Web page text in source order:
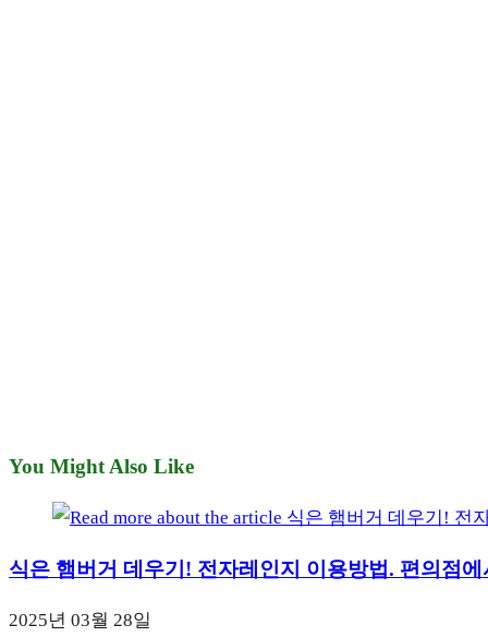
You Might Also Like
식은 햄버거 데우기! 전자레인지 이용방법. 편의점에
2025년 03월 28일